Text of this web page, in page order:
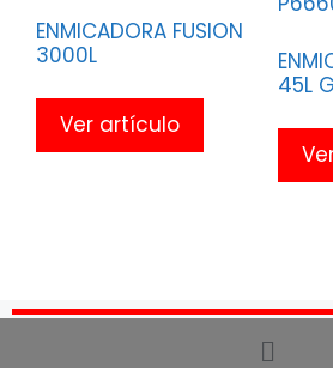
ENMICADORA FUSION
3000L
Ver artículo
45L